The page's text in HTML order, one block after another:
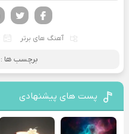
آهنگ های برتر
برچسب ها :
پست های پیشنهادی